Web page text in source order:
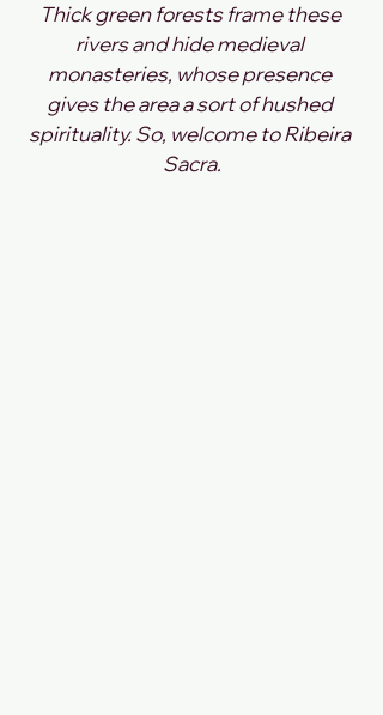
Thick green forests frame these
rivers and hide medieval
monasteries, whose presence
gives the area a sort of hushed
spirituality. So, welcome to Ribeira
Sacra.